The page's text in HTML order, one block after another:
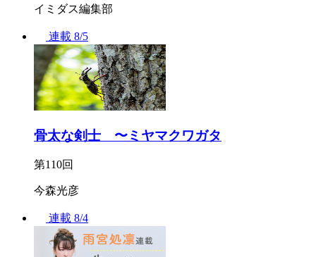
イミダス編集部
連載 8/5
骨太な剣士 〜ミヤマクワガタ
第110回
今森光彦
連載 8/4